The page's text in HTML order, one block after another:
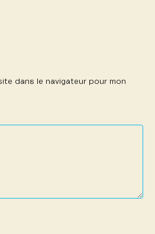
dans le navigateur pour mon